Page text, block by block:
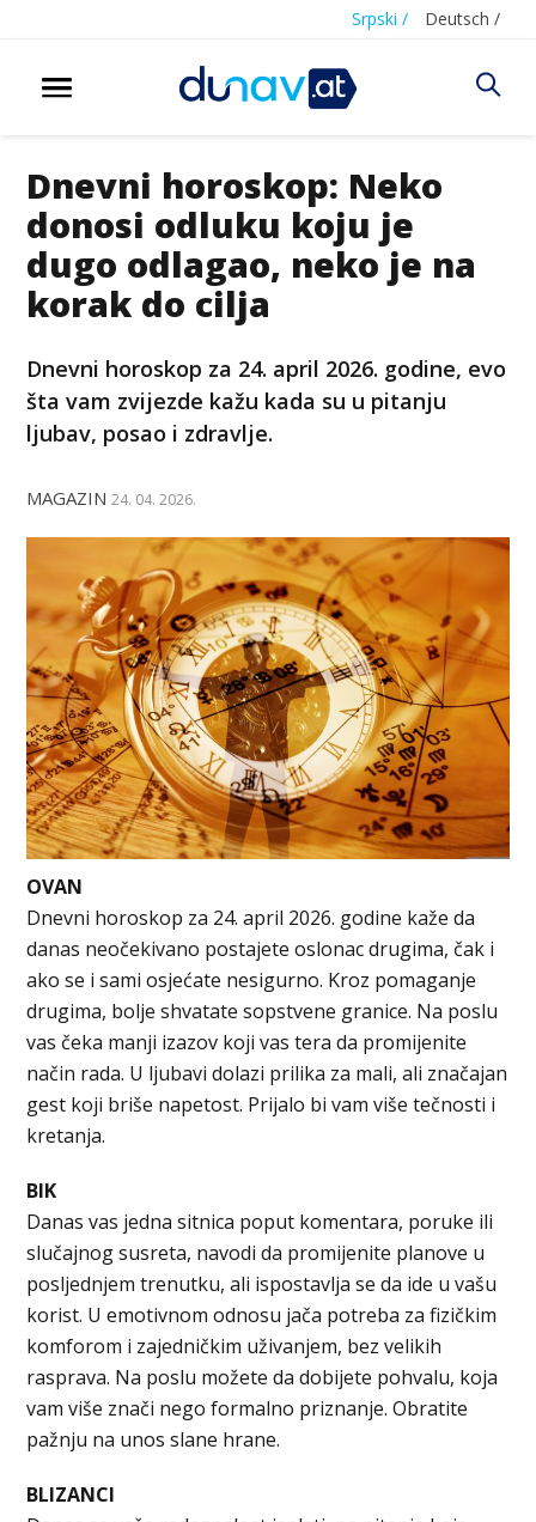
Srpski / Deutsch /
Dnevni horoskop: Neko
donosi odluku koju je
dugo odlagao, neko je na
korak do cilja
Dnevni horoskop za 24. april 2026. godine, evo
šta vam zvijezde kažu kada su u pitanju
ljubav, posao i zdravlje.
MAGAZIN 24. 04. 2026.
OVAN
Dnevni horoskop za 24. april 2026. godine kaže da
danas neočekivano postajete oslonac drugima, čak i
ako se i sami osjećate nesigurno. Kroz pomaganje
drugima, bolje shvatate sopstvene granice. Na poslu
vas čeka manji izazov koji vas tera da promijenite
način rada. U ljubavi dolazi prilika za mali, ali značajan
gest koji briše napetost. Prijalo bi vam više tečnosti i
kretanja.
BIK
Danas vas jedna sitnica poput komentara, poruke ili
slučajnog susreta, navodi da promijenite planove u
posljednjem trenutku, ali ispostavlja se da ide u vašu
korist. U emotivnom odnosu jača potreba za fizičkim
komforom i zajedničkim uživanjem, bez velikih
rasprava. Na poslu možete da dobijete pohvalu, koja
vam više znači nego formalno priznanje. Obratite
pažnju na unos slane hrane.
BLIZANCI